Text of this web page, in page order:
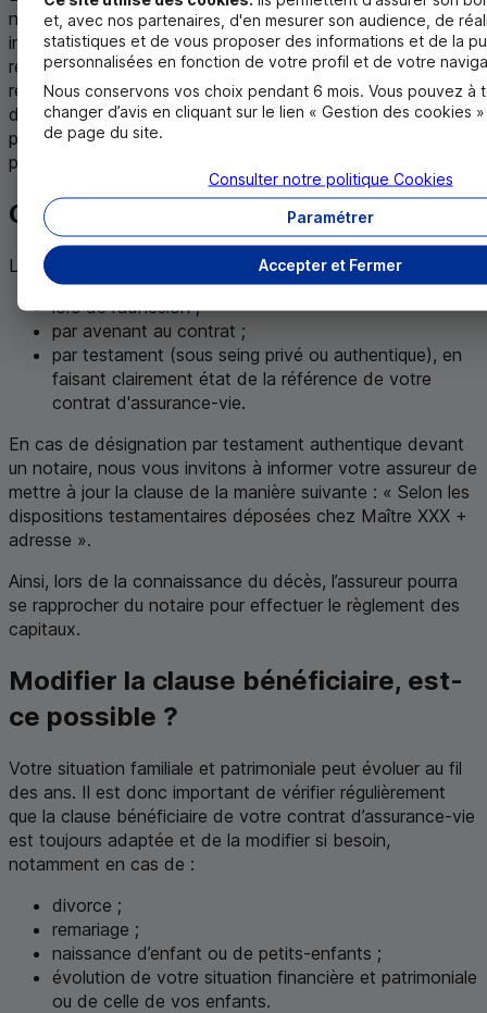
notion de primes manifestement exagérées. Elle peut être
invoquée par les héritiers réservataires afin d'obtenir la
réduction de ces primes qui portent atteinte à leur part
réservataire. La décision est alors laissée à l’appréciation
des juges qui se basent sur l’âge, la situation familiale et
patrimoniale de l'adhérent au moment du versement des
primes.
Où rédiger ma clause bénéficiaire ?
La désignation de vos bénéficiaires peut se faire :
lors de l’adhésion ;
par avenant au contrat ;
par testament (sous seing privé ou authentique), en
faisant clairement état de la référence de votre
contrat d'assurance-vie.
En cas de désignation par testament authentique devant
un notaire, nous vous invitons à informer votre assureur de
mettre à jour la clause de la manière suivante : « Selon les
dispositions testamentaires déposées chez Maître XXX +
adresse ».
Ainsi, lors de la connaissance du décès, l’assureur pourra
se rapprocher du notaire pour effectuer le règlement des
capitaux.
Modifier la clause bénéficiaire, est-
ce possible ?
Votre situation familiale et patrimoniale peut évoluer au fil
des ans. Il est donc important de vérifier régulièrement
que la clause bénéficiaire de votre contrat d’assurance-vie
est toujours adaptée et de la modifier si besoin,
notamment en cas de :
divorce ;
remariage ;
naissance d’enfant ou de petits-enfants ;
évolution de votre situation financière et patrimoniale
ou de celle de vos enfants.
et, avec nos partenaires, d'en mesurer son audience, de
statistiques et de vous proposer des informations et de la
personnalisées en fonction de votre profil et de votre
Nous conservons vos choix pendant 6 mois. Vous pouvez à
changer d’avis en cliquant sur le lien « Gestion des cookies
de page du site.
Accepter et Fermer
Paramétrer
Consulter notre politique Cookies